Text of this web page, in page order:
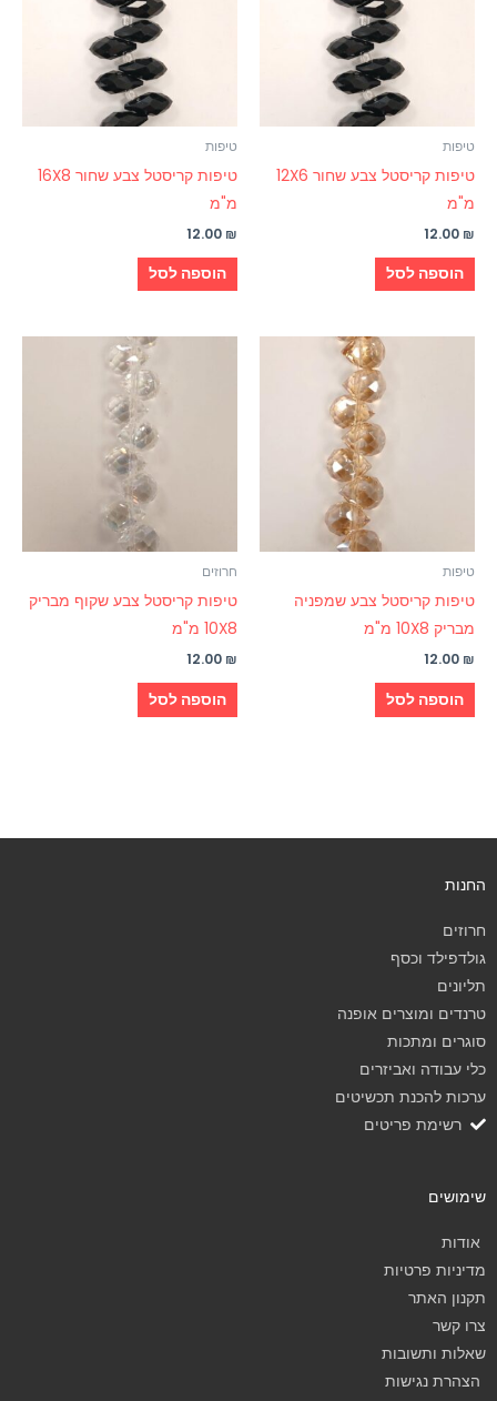
טיפות
טיפות קריסטל צבע שחור 12X6
מ"מ
12.00 ₪
הוספה לסל
טיפות
טיפות קריסטל צבע שחור 16X8
מ"מ
12.00 ₪
הוספה לסל
טיפות
טיפות קריסטל צבע שמפניה
מבריק 10X8 מ"מ
12.00 ₪
הוספה לסל
חרוזים
טיפות קריסטל צבע שקוף מבריק
10X8 מ"מ
12.00 ₪
הוספה לסל
החנות
חרוזים
גולדפילד וכסף
תליונים
טרנדים ומוצרים אופנה
סוגרים ומתכות
כלי עבודה ואביזרים
ערכות להכנת תכשיטים
רשימת פריטים
שימושים
אודות
מדיניות פרטיות
תקנון האתר
צרו קשר
שאלות ותשובות
הצהרת נגישות